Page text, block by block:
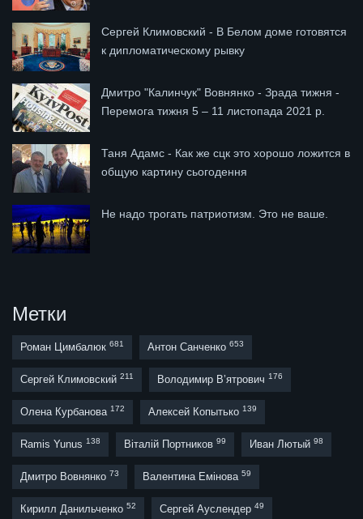
Сергей Климовский - В Белом доме готовятся
к дипломатическому рывку
Дмитро "Калинчук" Вовнянко - Зрада тижня -
Перемога тижня 5 – 11 листопада 2021 р.
Таня Адамс - Как же сцк это хорошо ложится в
общую картину сьогодення
Не надо трогать патриотизм. Это не ваше.
Метки
Роман Цимбалюк 681 Антон Санченко 653
Сергей Климовский 211 Володимир В’ятрович 176
Олена Курбанова 172 Алексей Копытько 139
Ramis Yunus 138 Віталій Портников 99 Иван Лютый 98
Дмитро Вовнянко 73 Валентина Емінова 59
Кирилл Данильченко 52 Сергей Ауслендер 49